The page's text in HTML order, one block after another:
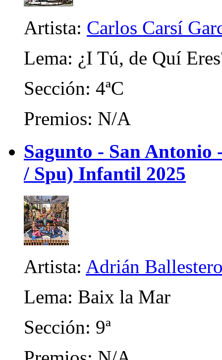
Artista: Carlos Carsí
Lema: ¿I Tú, de Quí
Sección: 4ªC
Premios: N/A
Sagunto - San
/ Spu) Infantil 2025
Artista: Adrián
Lema: Baix la Mar
Sección: 9ª